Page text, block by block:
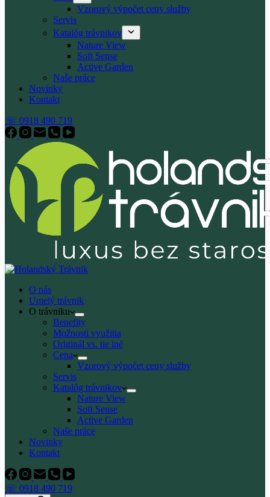
Vzorový výpočet ceny služby
Servis
Katalóg trávnikov
Nature View
Soft Sense
Active Garden
Naše práce
Novinky
Kontakt
☏ 0918 490 719
O nás
Umelý trávnik
O trávniku
Benefity
Možnosti využitia
Originál vs. tie iné
Cena
Vzorový výpočet ceny služby
Servis
Katalóg trávnikov
Nature View
Soft Sense
Active Garden
Naše práce
Novinky
Kontakt
☏ 0918 490 719